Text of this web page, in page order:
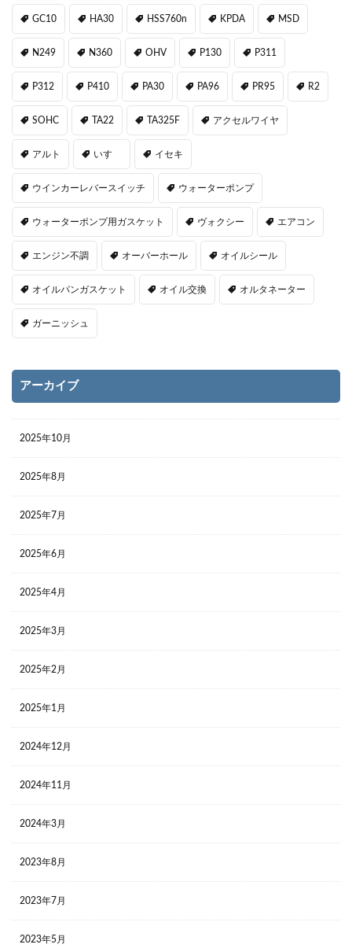
GC10 HA30 HSS760n KPDA MSD
N249 N360 OHV P130 P311
P312 P410 PA30 PA96 PR95 R2
SOHC TA22 TA325F アクセルワイヤ
アルト いすゞ イセキ
ウインカーレバースイッチ ウォーターポンプ
ウォーターポンプ用ガスケット ヴォクシー エアコン
エンジン不調 オーバーホール オイルシール
オイルパンガスケット オイル交換 オルタネーター
ガーニッシュ
アーカイブ
2025年10月
2025年8月
2025年7月
2025年6月
2025年4月
2025年3月
2025年2月
2025年1月
2024年12月
2024年11月
2024年3月
2023年8月
2023年7月
2023年5月